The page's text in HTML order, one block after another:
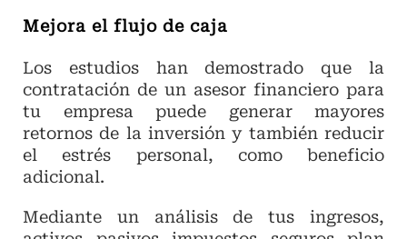
Mejora el flujo de caja
Los estudios han demostrado que la
contratación de un asesor financiero para
tu empresa puede generar mayores
retornos de la inversión y también reducir
el estrés personal, como beneficio
adicional.
Mediante un análisis de tus ingresos,